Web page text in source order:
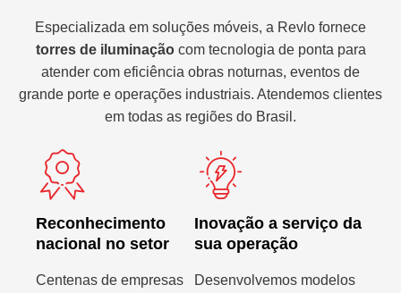
Especializada em soluções móveis, a Revlo fornece
torres de iluminaçãocom tecnologia de ponta para
atender com eficiência obras noturnas, eventos de
grande porte e operações industriais. Atendemos clientes
em todas as regiões do Brasil.
Reconhecimento
nacional no setor
Centenas de empresas
Inovação a serviço da
sua operação
Desenvolvemos modelos